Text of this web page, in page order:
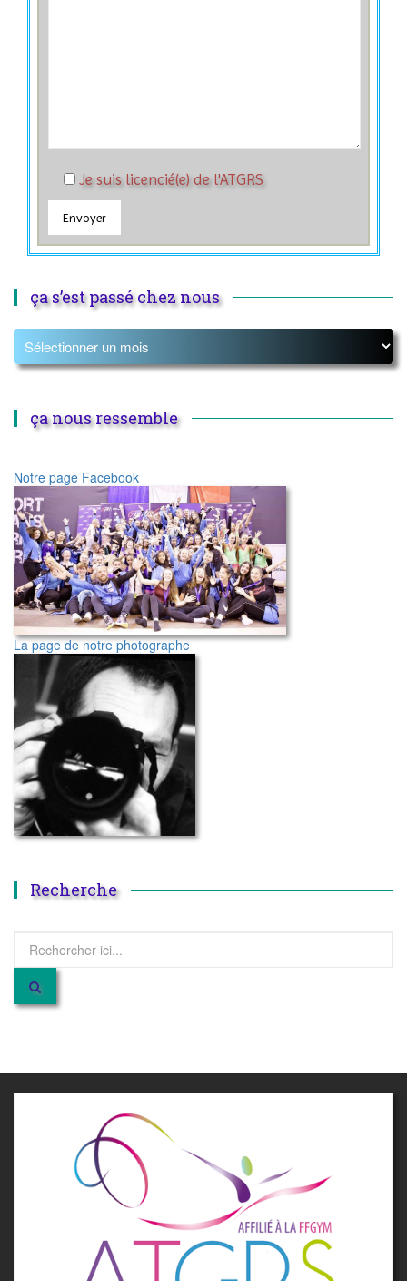
Je suis licencié(e) de l'ATGRS
ça s’est passé chez nous
ça nous ressemble
Notre page Facebook
La page de notre photographe
Recherche